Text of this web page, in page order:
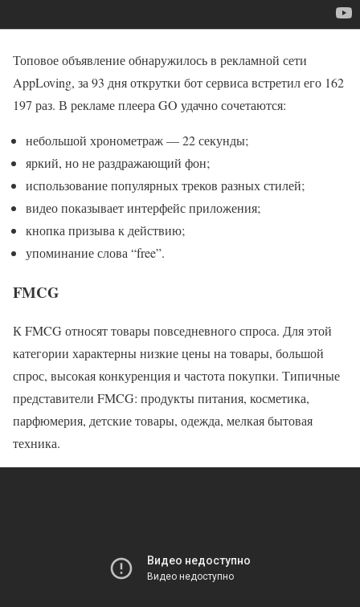
Топовое объявление обнаружилось в рекламной сети
AppLoving, за 93 дня открутки бот сервиса встретил его 162
197 раз. В рекламе плеера GO удачно сочетаются:
небольшой хронометраж — 22 секунды;
яркий, но не раздражающий фон;
использование популярных треков разных стилей;
видео показывает интерфейс приложения;
кнопка призыва к действию;
упоминание слова “free”.
FMCG
К FMCG относят товары повседневного спроса. Для этой
категории характерны низкие цены на товары, большой
спрос, высокая конкуренция и частота покупки. Типичные
представители FMCG: продукты питания, косметика,
парфюмерия, детские товары, одежда, мелкая бытовая
техника.